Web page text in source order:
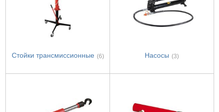
Стойки трансмиссионные (6) Насосы (3)